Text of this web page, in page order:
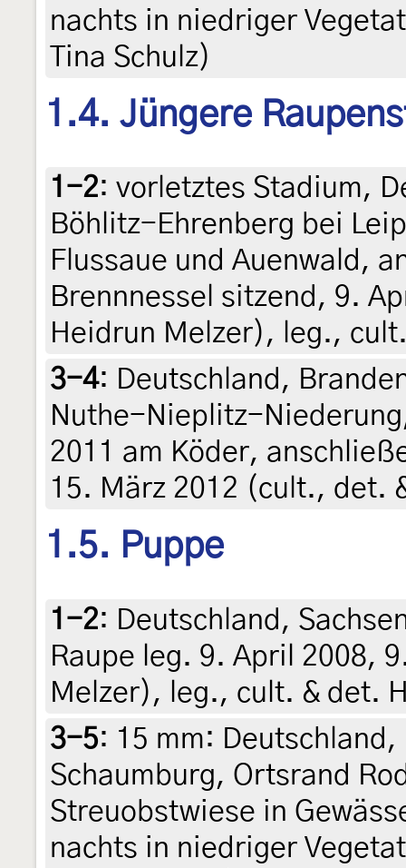
nachts in niedriger
Tina Schulz)
1.4. Jüngere
1-2: vorletztes Stadium,
Böhlitz-Ehrenberg bei
Flussaue und Auenwald,
Brennnessel sitzend, 9.
Heidrun Melzer), leg.,
3-4: Deutschland,
Nuthe-Nieplitz-
2011 am Köder,
15. März 2012 (cult., det.
1.5. Puppe
1-2: Deutschland,
Raupe leg. 9. April 2008,
Melzer), leg., cult. & det.
3-5: 15 mm:
Schaumburg, Ortsrand
Streuobstwiese in
nachts in niedriger